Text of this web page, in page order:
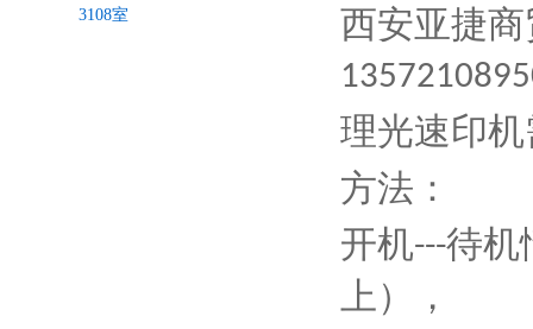
3108室
西安亚捷
理光速印
方法：
开机---待机
上），